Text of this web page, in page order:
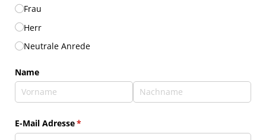
Frau
Herr
Neutrale Anrede
Name
E-Mail Adresse*
(erforderlich)